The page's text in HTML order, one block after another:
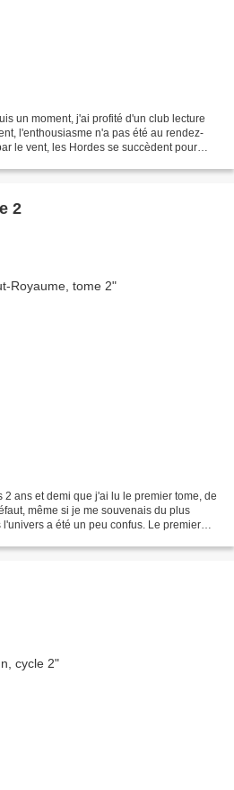
un moment, j'ai profité d'un club lecture
l'enthousiasme n'a pas été au rendez-
le vent, les Hordes se succèdent pour
2
2 ans et demi que j'ai lu le premier tome, de
même si je me souvenais du plus
a été un peu confus. Le premier